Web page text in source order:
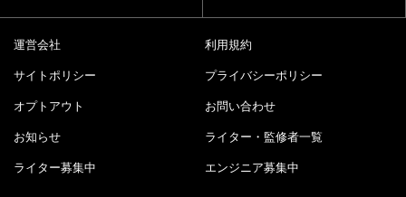
運営会社 利用規約
サイトポリシー プライバシーポリシー
オプトアウト お問い合わせ
お知らせ ライター・監修者一覧
ライター募集中 エンジニア募集中